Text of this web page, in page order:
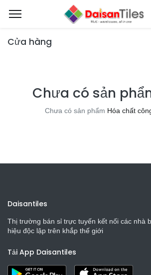
Cửa hàng
Chưa có sản
Chưa có sản phẩm Hóa chất
Daisantiles
Thị trường bán sỉ trực tuyến kết nối các nhà
hiệu độc lập trên khắp thế giới
Tải App Daisantiles